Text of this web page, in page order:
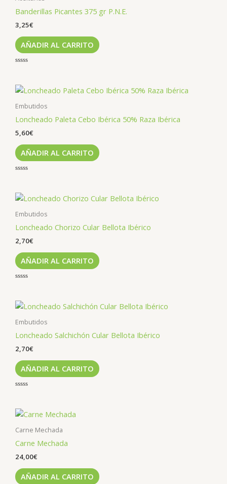
Banderillas Picantes 375 gr P.N.E.
3,25€
AÑADIR AL CARRITO
de
5
Embutidos
Loncheado Paleta Cebo Ibérica 50% Raza Ibérica
5,60€
AÑADIR AL CARRITO
de
5
Embutidos
Loncheado Chorizo Cular Bellota Ibérico
2,70€
AÑADIR AL CARRITO
de
5
Embutidos
Loncheado Salchichón Cular Bellota Ibérico
2,70€
AÑADIR AL CARRITO
de
5
Carne Mechada
Carne Mechada
24,00€
AÑADIR AL CARRITO